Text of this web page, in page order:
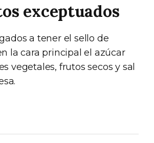
exceptuados
a tener el sello de
la cara principal el azúcar
vegetales, frutos secos y sal